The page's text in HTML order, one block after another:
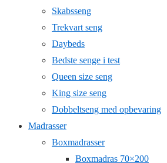
Skabsseng
Trekvart seng
Daybeds
Bedste senge i test
Queen size seng
King size seng
Dobbeltseng med opbevaring
Madrasser
Boxmadrasser
Boxmadras 70×200